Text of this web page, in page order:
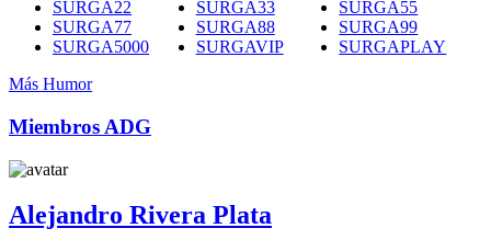
SURGA22
SURGA33
SURGA55
SURGA77
SURGA88
SURGA99
SURGA5000
SURGAVIP
SURGAPLAY
Más Humor
Miembros ADG
Alejandro Rivera Plata